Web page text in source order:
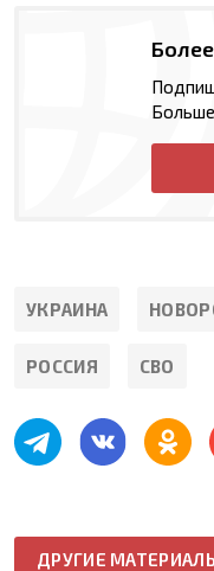
УКРАИНА
РОССИЯ СВО
ДРУГИЕ